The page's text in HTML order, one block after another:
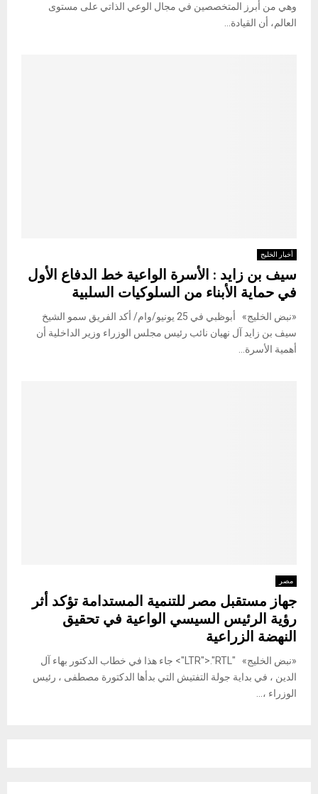
وهي من أبرز المتخصصين في مجال الوعي الذاتي على مستوى
العالم، أن القيادة...
أخبار الخليج
سيف بن زايد : الأسرة الواعية خط الدفاع الأول
في حماية الأبناء من السلوكيات السلبية
«نبض الخليج» أبوظبي في 25 يونيو/وام/ أكد الفريق سمو الشيخ
سيف بن زايد آل نهيان نائب رئيس مجلس الوزراء وزير الداخلية أن
أهمية الأسرة...
مصر
جهاز مستقبل مصر للتنمية المستدامة تؤكد أثر
رؤية الرئيس السيسي الواعية في تحقيق
النهضة الزراعية
«نبض الخليج» "LTR">."RTL"> جاء هذا في خطاب الدكتور بهاء آل
الدين ، في بداية جولة التفتيش التي بدأها الدكتورة مصطفى ، رئيس
الوزراء ،...